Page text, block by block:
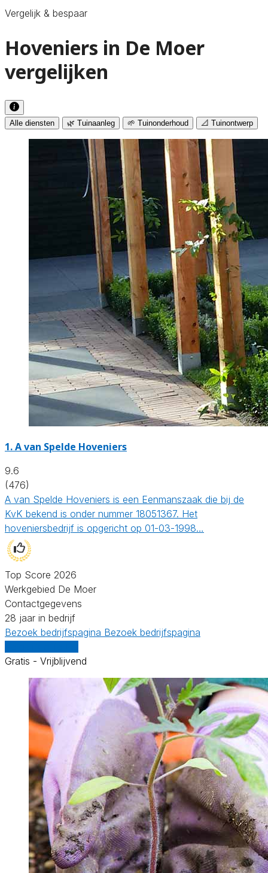
Vergelijk & bespaar
Hoveniers in De Moer
vergelijken
Alle diensten 🌿 Tuinaanleg 🌱 Tuinonderhoud 📐 Tuinontwerp
1.A van Spelde Hoveniers
9.6
(476)
A van Spelde Hoveniers is een Eenmanszaak die bij de
KvK bekend is onder nummer 18051367. Het
hoveniersbedrijf is opgericht op 01-03-1998…
Top Score 2026
Werkgebied De Moer
Contactgegevens
28 jaar in bedrijf
Bezoek bedrijfspagina Bezoek bedrijfspagina
Gratis - Vrijblijvend